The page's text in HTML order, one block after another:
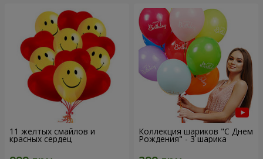
11 желтых смайлов и
красных сердец
Коллекция шариков "С Днем
Рождения" - 3 шарика